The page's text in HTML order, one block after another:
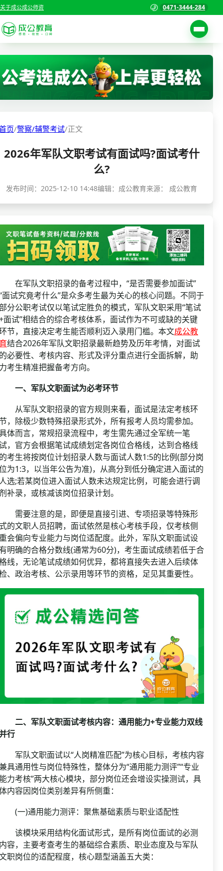
关于成公成公师资 0471-3444-284
考试公告
职位表
准考证打印
成绩查询
分数线
资格复审
面试补录
历年真题
首页
国家公务员考试
三支一扶考试
警察/辅警考试
国企/银行考试
页/警察/辅警考试/正文
2026年军队文职考试有面试吗?面试考什
么?
发布时间： 2025-12-10 14:48编辑：成公教育来源： 成公教育
军队文职招录的备考过程中，“是否需要参加面试”
面试究竟考什么”是众多考生最为关心的核心问题。不同于
分公职考试仅以笔试定胜负的模式，军队文职采用“笔试
面试”相结合的综合考核体系，面试作为不可或缺的关键
节，直接决定考生能否顺利迈入录用门槛。本文成公教
结合2026年军队文职招录最新趋势及历年考情，对面试
必要性、考核内容、形式及评分重点进行全面拆解，助
考生精准把握备考方向。
、军队文职面试为必考环节
军队文职招录的官方规则来看，面试是法定考核环
，除极少数特殊招录形式外，所有报考人员均需参加。
体而言，常规招录流程中，考生需先通过全军统一笔
，官方会根据笔试成绩划定各岗位合格线，达到合格线
考生将按岗位计划招录人数与面试人数1:5的比例(部分岗
为1:3，以当年公告为准)，从高分到低分确定进入面试的
选;若某岗位进入面试人数未达规定比例，可能会进行调
补录，或核减该岗位招录计划。
要注意的是，即便是直接引进、专项招录等特殊形
的文职人员招聘，面试依然是核心考核手段，仅考核侧
会偏向专业能力与岗位适配度。此外，军队文职面试设
明确的合格分数线(通常为60分)，考生面试成绩若低于合
线，无论笔试成绩如何优异，都将直接失去进入后续体
、政治考核、公示录用等环节的资格，足见其重要性。
、军队文职面试考核内容：通用能力+专业能力双线
行
队文职面试以“人岗精准匹配”为核心目标，考核内容
具通用性与岗位特殊性，整体分为“通用能力测评”“专业
力考核”两大核心模块，部分岗位还会增设实操测试，具
内容因岗位类别差异有所侧重：
一)通用能力测评：聚焦基础素质与职业适配性
模块采用结构化面试形式，是所有岗位面试的必测
容，主要考查考生的基础综合素质、职业态度及与军队
职岗位的适配程度，核心题型涵盖五大类：